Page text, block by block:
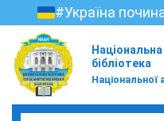
#Україна
бібліотека
Національної